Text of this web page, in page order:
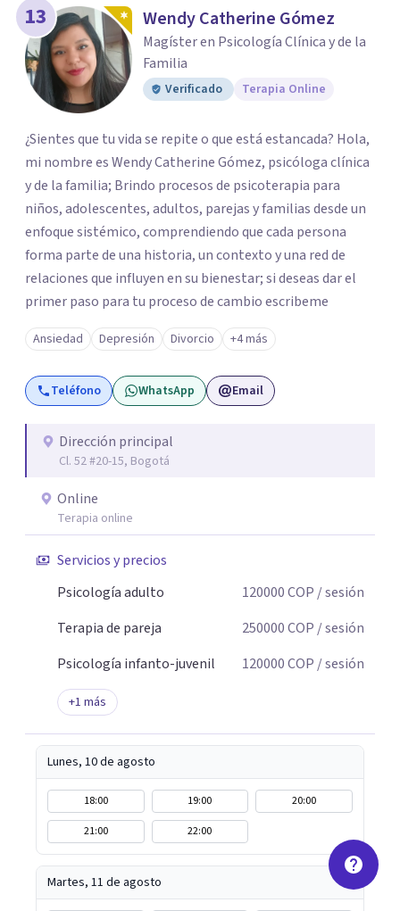
13 Wendy Catherine Gómez
Magíster en Psicología Clínica y de la
Familia
Verificado Terapia Online
¿Sientes que tu vida se repite o que está estancada? Hola,
mi nombre es Wendy Catherine Gómez, psicóloga clínica
y de la familia; Brindo procesos de psicoterapia para
niños, adolescentes, adultos, parejas y familias desde un
enfoque sistémico, comprendiendo que cada persona
forma parte de una historia, un contexto y una red de
relaciones que influyen en su bienestar; si deseas dar el
primer paso para tu proceso de cambio escribeme
Ansiedad Depresión Divorcio +4 más
Teléfono WhatsApp Email
Dirección principal
Cl. 52 #20-15, Bogotá
Online
Terapia online
Servicios y precios
Psicología adulto
120000COP / sesión
Terapia de pareja
250000COP / sesión
Psicología infanto-juvenil
120000COP / sesión
+1 más
Lunes, 10 de agosto
18:00 19:00
20:00
21:00
22:00
Martes, 11 de agosto